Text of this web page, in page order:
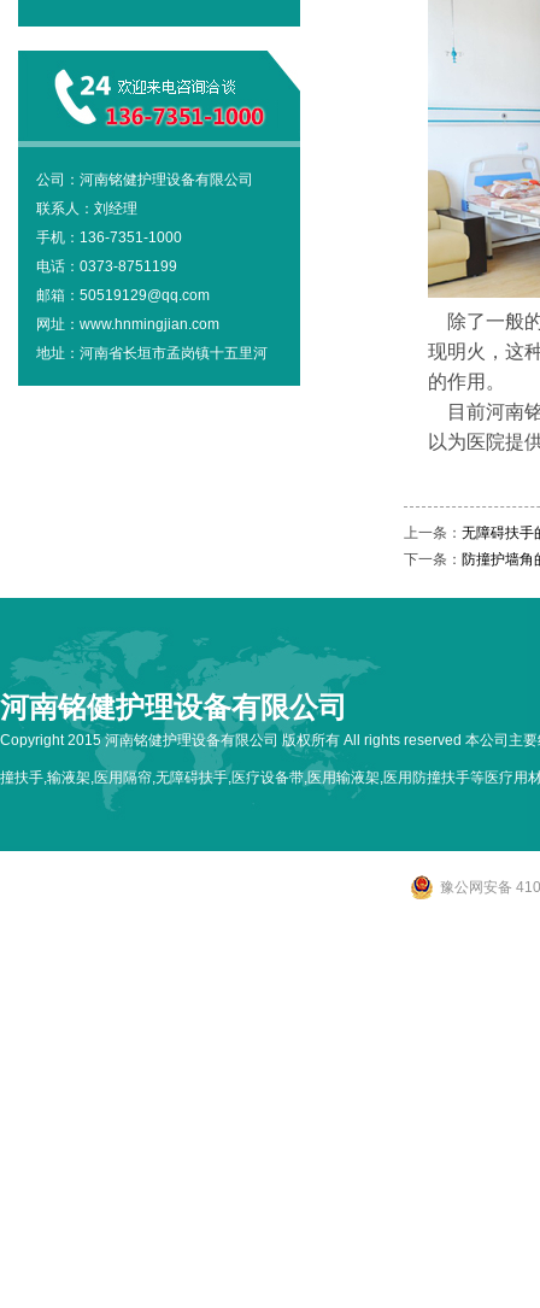
公司：河南铭健护理设备有限公司
联系人：刘经理
手机：136-7351-1000
电话：0373-8751199
邮箱：50519129@qq.com
网址：www.hnmingjian.com
地址：河南省长垣市孟岗镇十五里河
除了一般
现明火，这
的作用。
目前河南
以为医院提
上一条： 无障碍扶手
下一条： 防撞护墙角
河南铭健护理设备有限公司
Copyright 2015 河南铭健护理设备有限公司 版权所有 All rights reserved 本公司主
撞扶手,输液架,医用隔帘,无障碍扶手,医疗设备带,医用输液架,医用防撞扶手等医疗用
豫公网安备